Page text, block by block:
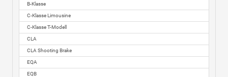
B-Klasse
C-Klasse Limousine
C-Klasse T-Modell
CLA
CLA Shooting Brake
EQA
EQB